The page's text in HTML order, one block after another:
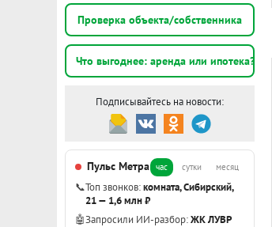
Проверка объекта/собственника
Что выгоднее: аренда или ипотека?
Подписывайтесь на новости:
Пульс Метра час сутки месяц
📞Топ звонков:комната, Сибирский,
21 — 1,6 млн ₽
🤖Запросили ИИ-разбор:ЖК ЛУВР